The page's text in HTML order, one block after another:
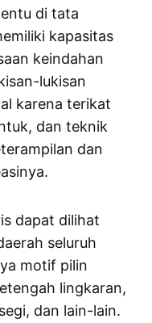
di tata
kapasitas
keindahan
lukisan
karena terikat
dan teknik
dan
dapat dilihat
seluruh
motif pilin
lingkaran,
dan lain-lain.